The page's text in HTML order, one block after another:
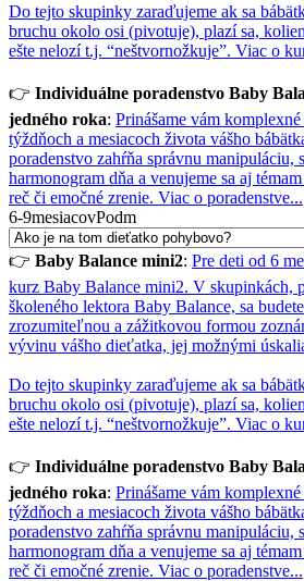
Do tejto skupinky zaraďujeme ak sa
bruchu okolo osi (pivotuje), plazí sa,
ešte nelozí t.j. “neštvornožkuje”. Viac o
👉 Individuálne poradenstvo Baby
jedného roka: Prinášame vám
týždňoch a mesiacoch života vášho
poradenstvo zahŕňa správnu manipuláciu,
harmonogram dňa a venujeme sa aj
reč či emočné zrenie. Viac o poradenstve...
6-9mesiacovPodm
👉 Baby Balance mini2: Pre deti od 6
kurz Baby Balance mini2. V skupinkách,
školeného lektora Baby Balance, sa
zrozumiteľnou a zážitkovou formou
vývinu vášho dieťatka, jej možnými
Do tejto skupinky zaraďujeme ak sa
bruchu okolo osi (pivotuje), plazí sa,
ešte nelozí t.j. “neštvornožkuje”. Viac o
👉 Individuálne poradenstvo Baby
jedného roka: Prinášame vám
týždňoch a mesiacoch života vášho
poradenstvo zahŕňa správnu manipuláciu,
harmonogram dňa a venujeme sa aj
reč či emočné zrenie. Viac o poradenstve...